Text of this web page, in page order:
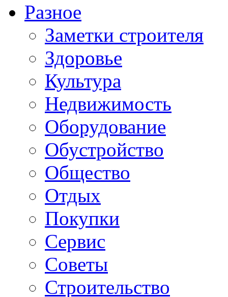
Разное
Заметки строителя
Здоровье
Культура
Недвижимость
Оборудование
Обустройство
Общество
Отдых
Покупки
Сервис
Советы
Строительство